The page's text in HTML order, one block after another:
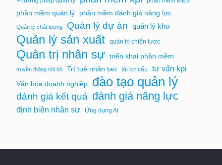
phần mềm quản lý phần mềm đánh giá năng lực
Quản lý chất lượng Quản lý dự án quản lý kho
Quản lý sản xuất quản trị chiến lược
Quản trị nhân sự triển khai phần mềm
truyền thông nội bộ Trí tuệ nhân tạo tái cơ cấu tư vấn kpi
Văn hóa doanh nghiệp đào tạo quản lý
đánh giá kết quả đánh giá năng lực
định biên nhân sự Ứng dụng AI